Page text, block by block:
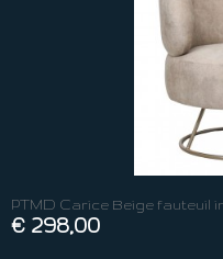
PTMD Carice Beige fauteuil
€ 298,00